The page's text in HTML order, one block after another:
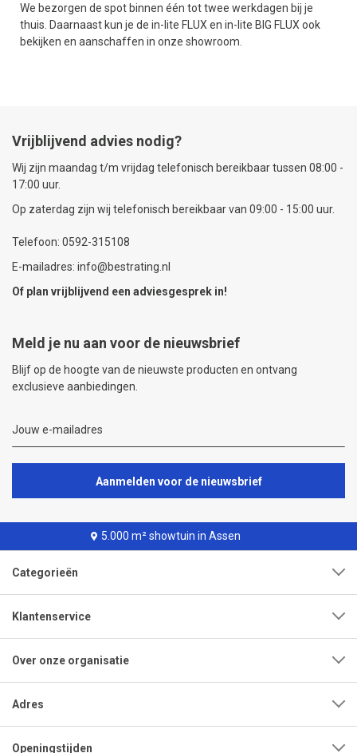
We bezorgen de spot binnen één tot twee werkdagen bij je
thuis. Daarnaast kun je de in-lite FLUX en in-lite BIG FLUX ook
bekijken en aanschaffen in onze showroom.
Vrijblijvend advies nodig?
Wij zijn maandag t/m vrijdag telefonisch bereikbaar tussen 08:00 -
17:00 uur.
Op zaterdag zijn wij telefonisch bereikbaar van 09:00 - 15:00 uur.
Telefoon: 0592-315108
E-mailadres: info@bestrating.nl
Of plan vrijblijvend een adviesgesprek in!
Meld je nu aan voor de nieuwsbrief
Blijf op de hoogte van de nieuwste producten en ontvang
exclusieve aanbiedingen.
Aanmelden voor de nieuwsbrief
5.000 m² showtuin in Assen
Categorieën
Klantenservice
Over onze organisatie
Adres
Openingstijden